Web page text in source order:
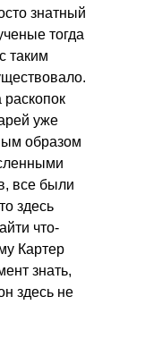
знатный
тогда
таким
уже
образом
все были
здесь
что-
Картер
знать,
здесь не